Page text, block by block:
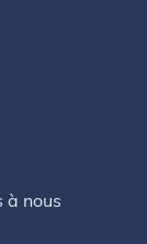
à nous